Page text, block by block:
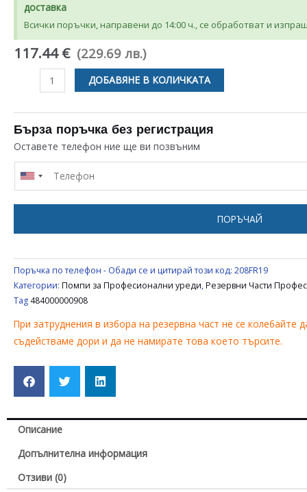
доставка
Всички поръчки, направени до 14:00 ч., се обработват и
117.44 € (229.69 лв.)
количество
ПОМПА
КОМПЛЕКТ
ЗА
ЛЕДОГЕНЕРЕАТОР
ЛЕД
484000000908
ДОБАВЯНЕ В КОЛИЧКАТА
Бърза поръчка без регистрация
Оставете телефон ние ще ви позвъним
ПОРЪЧАЙ
Поръчка по телефон - Обади се и цитирай този код: 208FR19
Категории: Помпи за Професионални уреди,Резервни Части
Tag484000000908
При затруднения в избора на резервна част не се колебайте
съдействаме дори и да не намирате това което търсите.
Описание
Допълнителна информация
Отзиви (0)